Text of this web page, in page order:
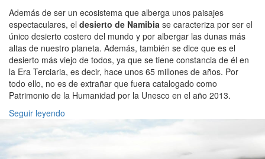
Además de ser un ecosistema que alberga unos paisajes
espectaculares, el desierto de Namibia se caracteriza por ser el
único desierto costero del mundo y por albergar las dunas más
altas de nuestro planeta. Además, también se dice que es el
desierto más viejo de todos, ya que se tiene constancia de él en
la Era Terciaria, es decir, hace unos 65 millones de años. Por
todo ello, no es de extrañar que fuera catalogado como
Patrimonio de la Humanidad por la Unesco en el año 2013.
Seguir leyendo